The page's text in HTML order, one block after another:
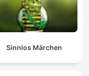
Sinnlos Märchen